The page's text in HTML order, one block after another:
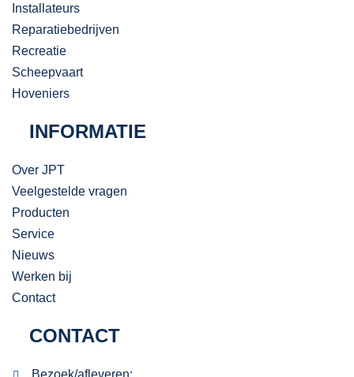
Installateurs
Reparatiebedrijven
Recreatie
Scheepvaart
Hoveniers
INFORMATIE
Over JPT
Veelgestelde vragen
Producten
Service
Nieuws
Werken bij
Contact
CONTACT
Bezoek/afleveren: